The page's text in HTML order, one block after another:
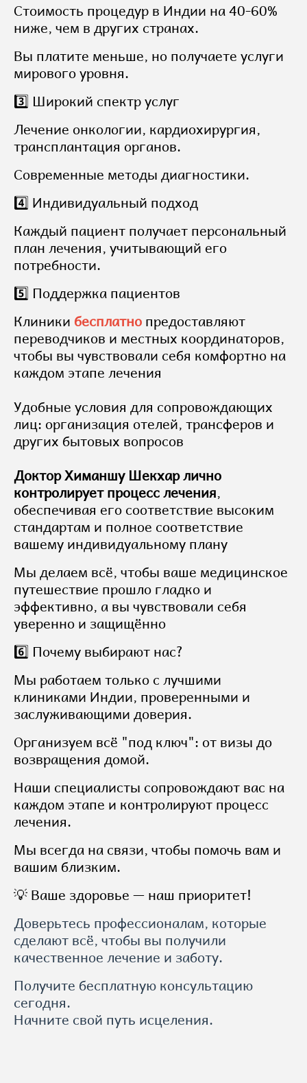
Стоимость процедур в Индии на 40-60%
ниже, чем в других странах.
Вы платите меньше, но получаете услуги
мирового уровня.
3️⃣ Широкий спектр услуг
Лечение онкологии, кардиохирургия,
трансплантация органов.
Современные методы диагностики.
4️⃣ Индивидуальный подход
Каждый пациент получает персональный
план лечения, учитывающий его
потребности.
5️⃣ Поддержка пациентов
Клиникибесплатнопредоставляют
переводчиков и местных координаторов,
чтобы вы чувствовали себя комфортно на
каждом этапе лечения
Удобные условия для сопровождающих
лиц: организация отелей, трансферов и
других бытовых вопросов
Доктор Химаншу Шекхар лично
контролирует процесс лечения,
обеспечивая его соответствие высоким
стандартам и полное соответствие
вашему индивидуальному плану
Мы делаем всё, чтобы ваше медицинское
путешествие прошло гладко и
эффективно, а вы чувствовали себя
уверенно и защищённо
6️⃣ Почему выбирают нас?
Мы работаем только с лучшими
клиниками Индии, проверенными и
заслуживающими доверия.
Организуем всё "под ключ": от визы до
возвращения домой.
Наши специалисты сопровождают вас на
каждом этапе и контролируют процесс
лечения.
Мы всегда на связи, чтобы помочь вам и
вашим близким.
💡 Ваше здоровье — наш приоритет!
Доверьтесь профессионалам, которые
сделают всё, чтобы вы получили
качественное лечение и заботу.
Получите бесплатную консультацию
сегодня.
Начните свой путь исцеления.